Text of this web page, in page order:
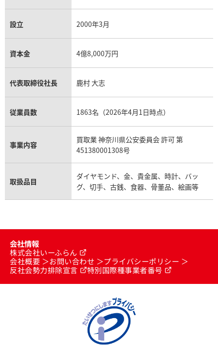
設立 2000年3月
資本金 4億8,000万円
代表取締役社長 鹿村 大志
従業員数 1863名（2026年4月1日時点）
事業内容
買取業 神奈川県公安委員会 許可 第
451380001308号
取扱品目
ダイヤモンド、金、貴金属、時計、バッ
グ、切手、古銭、食器、骨董品、絵画等
会社情報
株式会社いーふらん
会社概要
お問い合わせ
プライバシーポリシー
反社会勢力排除宣言
特別国際種事業者番号